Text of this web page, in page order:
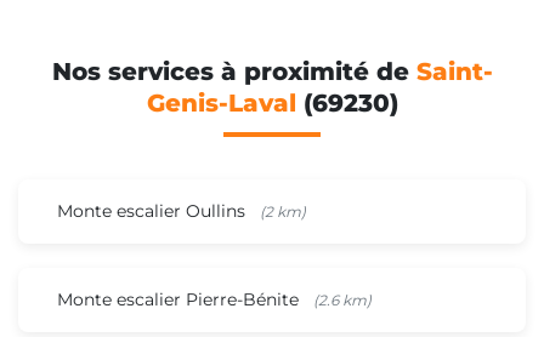
Nos services à proximité de Saint-
Genis-Laval (69230)
Monte escalier Oullins (2 km)
Monte escalier Pierre-Bénite (2.6 km)